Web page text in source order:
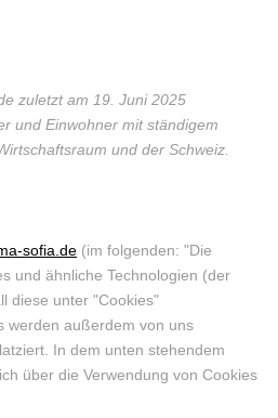
zuletzt am 19. Juni 2025
und Einwohner mit ständigem
und der Schweiz.
sofia.de (im folgenden: "Die
und ähnliche Technologien (der
diese unter "Cookies"
werden außerdem von uns
In dem unten stehendem
über die Verwendung von Cookies